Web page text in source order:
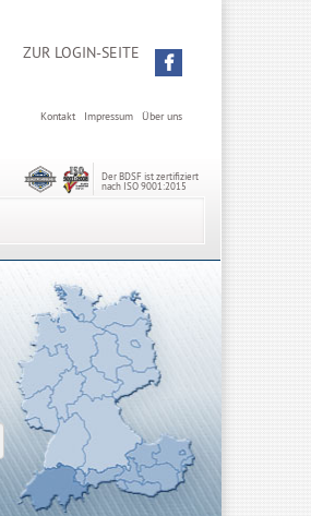
ZUR LOGIN-SEITE
Über uns
Impressum
Kontakt
Der BDSF ist zertifiziert
nach ISO 9001:2015